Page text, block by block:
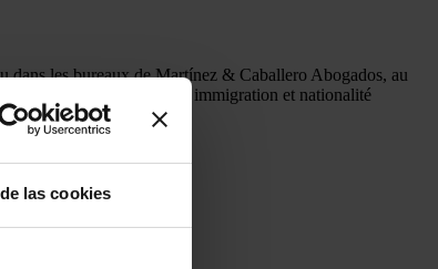
las cookies
dans les bureaux de Martínez & Caballero Abogados, au
conseillère experte en immigration et nationalité